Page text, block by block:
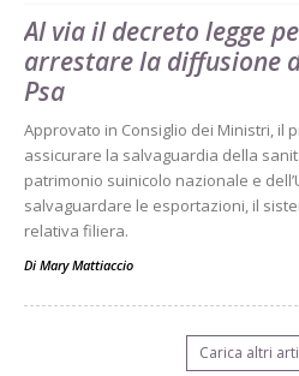
Al via il decreto legge
arrestare la diffusione
Psa
Approvato in Consiglio dei Ministri, il
assicurare la salvaguardia della
patrimonio suinicolo nazionale e
salvaguardare le esportazioni, il
relativa filiera.
Di Mary Mattiaccio
Carica altri